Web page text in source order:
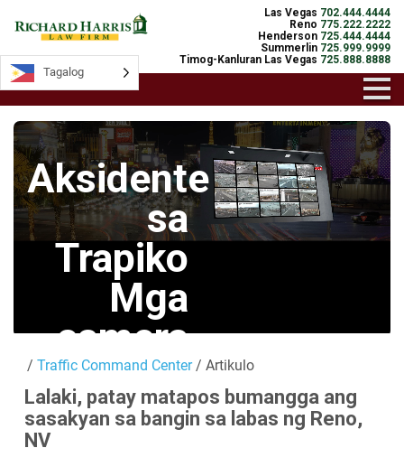
Las Vegas 702.444.4444
Reno 775.222.2222
Henderson 725.444.4444
Summerlin 725.999.9999
Timog-Kanluran Las Vegas 725.888.8888
Aksidente
sa
Trapiko
Mga
camera
Mga Live na
Camera
/ Traffic Command Center/ Artikulo
Lalaki, patay matapos bumangga ang
sasakyan sa bangin sa labas ng Reno,
NV
Tagalog
Tagalog